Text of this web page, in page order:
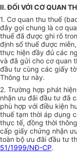
II. ĐỐI VỚI CƠ QUAN
1. Cơ quan thu thuế
đây gọi chung là cơ
thuế đã được ghi rõ
định số thuế được
thực hiện đầy đủ các
và đã gửi cho cơ quan
đầu tư cùng các giấy
Thông tư này.
2. Trường hợp phát
nhận ưu đãi đầu tư đã
phù hợp với điều kiện
thuế tạm thời áp dụng
thực tế, đồng thời
cấp giấy chứng nhận
toàn bộ ưu đãi đầu tư
51/1999/NĐ-CP.